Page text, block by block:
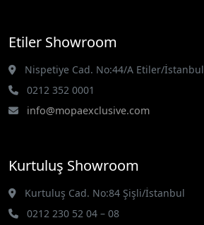
Etiler Showroom
Nispetiye Cad. No:44/A Etiler/İstanbul
0212 352 0001
info@mopaexclusive.com
Kurtuluş Showroom
Kurtuluş Cad. No:84 Şişli/İstanbul
0212 230 52 04 – 08